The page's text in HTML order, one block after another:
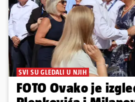
SVI SU GLEDALI U NJIH
FOTO Ovako je